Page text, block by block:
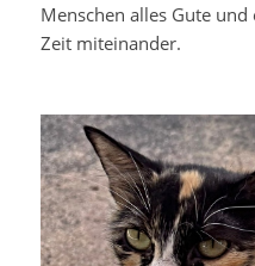
Menschen alles Gute
Zeit miteinander.